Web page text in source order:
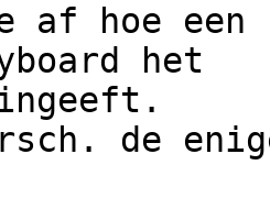
af hoe een
het
de